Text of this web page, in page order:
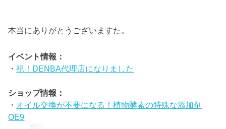
本当にありがとうございますた。
イベント情報：
・祝！DENBA代理店になりました
ショップ情報：
・ オイル交換が不要になる！植物酵素の特殊な添加剤
OE9